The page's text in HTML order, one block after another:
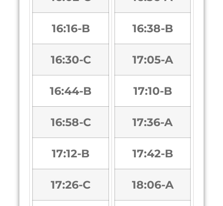
16:16-B
16:30-C
16:44-B
16:58-C
17:12-B
17:26-C
16:38-B
17:05-A
17:10-B
17:36-A
17:42-B
18:06-A